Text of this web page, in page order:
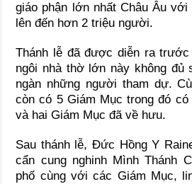
giáo phận lớn nhất Châu Âu
lên đến hơn 2 triệu người.
Thánh lễ đã được diễn ra
ngôi nhà thờ lớn này không đủ
ngàn những người tham dự.
còn có 5 Giám Mục trong đó
và hai Giám Mục đã về hưu.
Sau thánh lễ, Đức Hồng Y
cẩn cung nghinh Mình Thánh
phố cùng với các Giám Mục,